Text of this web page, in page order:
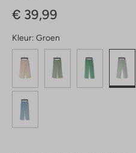
€ 39,99
Kleur: Groen